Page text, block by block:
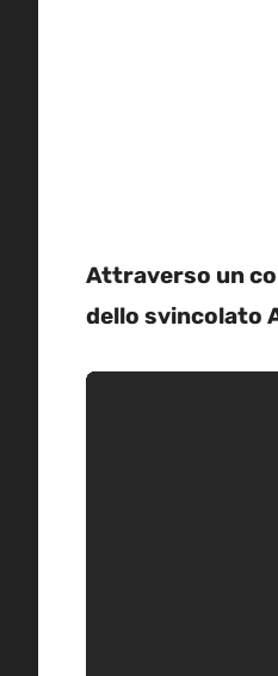
Attraverso un
dello svincolato